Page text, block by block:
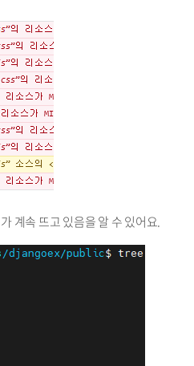
계속 뜨고 있음을 알 수 있어요.